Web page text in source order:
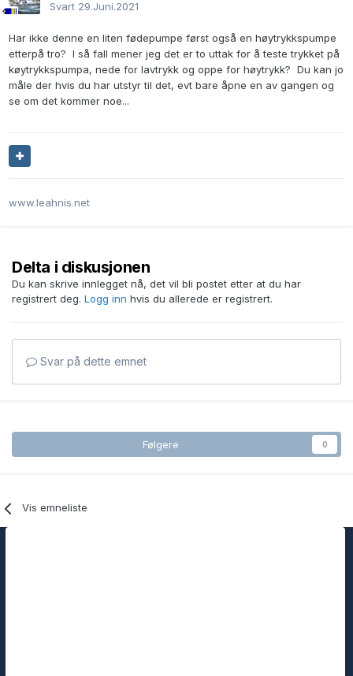
Svart 29.Juni.2021
Har ikke denne en liten fødepumpe først også en høytrykkspumpe
etterpå tro? I så fall mener jeg det er to uttak for å teste trykket på
køytrykkspumpa, nede for lavtrykk og oppe for høytrykk? Du kan jo
måle der hvis du har utstyr til det, evt bare åpne en av gangen og
se om det kommer noe...
www.leahnis.net
Delta i diskusjonen
Du kan skrive innlegget nå, det vil bli postet etter at du har
registrert deg. Logg inn hvis du allerede er registrert.
Svar på dette emnet
Følgere 0
Vis emneliste